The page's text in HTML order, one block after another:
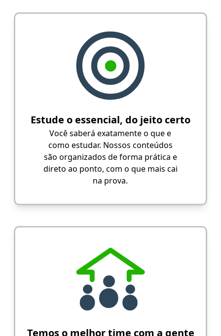
Estude o essencial, do jeito certo
Você saberá exatamente o que e
como estudar. Nossos conteúdos
são organizados de forma prática e
direto ao ponto, com o que mais cai
na prova.
Temos o melhor time com a gente